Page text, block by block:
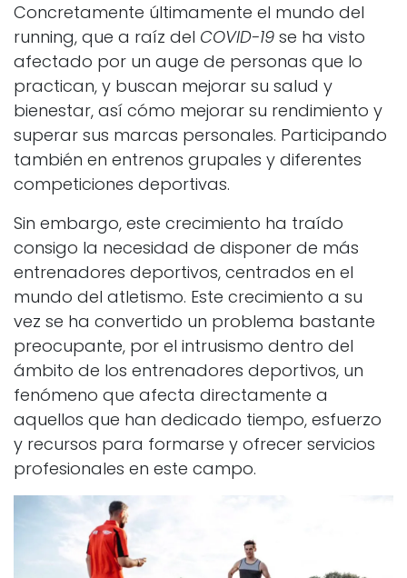
Concretamente últimamente el mundo del
running, que a raíz del COVID-19 se ha visto
afectado por un auge de personas que lo
practican, y buscan mejorar su salud y
bienestar, así cómo mejorar su rendimiento y
superar sus marcas personales. Participando
también en entrenos grupales y diferentes
competiciones deportivas.
Sin embargo, este crecimiento ha traído
consigo la necesidad de disponer de más
entrenadores deportivos, centrados en el
mundo del atletismo. Este crecimiento a su
vez se ha convertido un problema bastante
preocupante, por el intrusismo dentro del
ámbito de los entrenadores deportivos, un
fenómeno que afecta directamente a
aquellos que han dedicado tiempo, esfuerzo
y recursos para formarse y ofrecer servicios
profesionales en este campo.